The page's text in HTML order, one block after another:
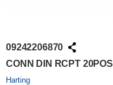
09242206870
CONN DIN RCPT 20POS
Harting